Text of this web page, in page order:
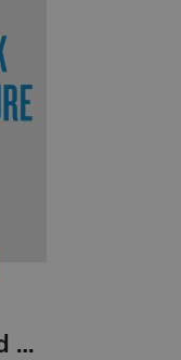
An Opinionated Guide to New York Architecture (including 4 maps)